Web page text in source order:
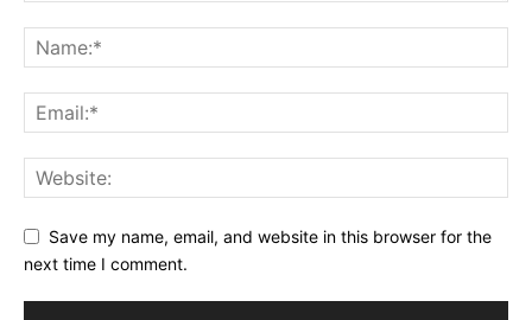
Save my name, email, and website in this browser for the
next time I comment.